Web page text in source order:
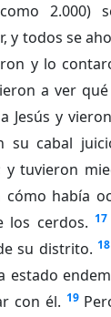
2.000)
y todos se
y lo
a ver
Jesús y
su cabal
y tuvieron
había
los cerdos. 17
su distrito. 18
estado
con él. 19